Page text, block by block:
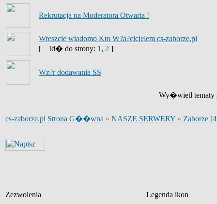
Rekrutacja na Moderatora Otwarta !
Wreszcie wiadomo Kto W?a?cicielem cs-zaborze.pl
[
Id� do strony: 1 , 2 ]
Wz?r dodawania SS
Wy�wietl tematy
cs-zaborze.pl Strona G��wna » NASZE SERWERY » Zaborze
Zezwolenia
Legenda ikon